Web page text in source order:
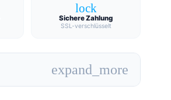
lock
Sichere Zahlung
SSL-verschlüsselt
expand_more